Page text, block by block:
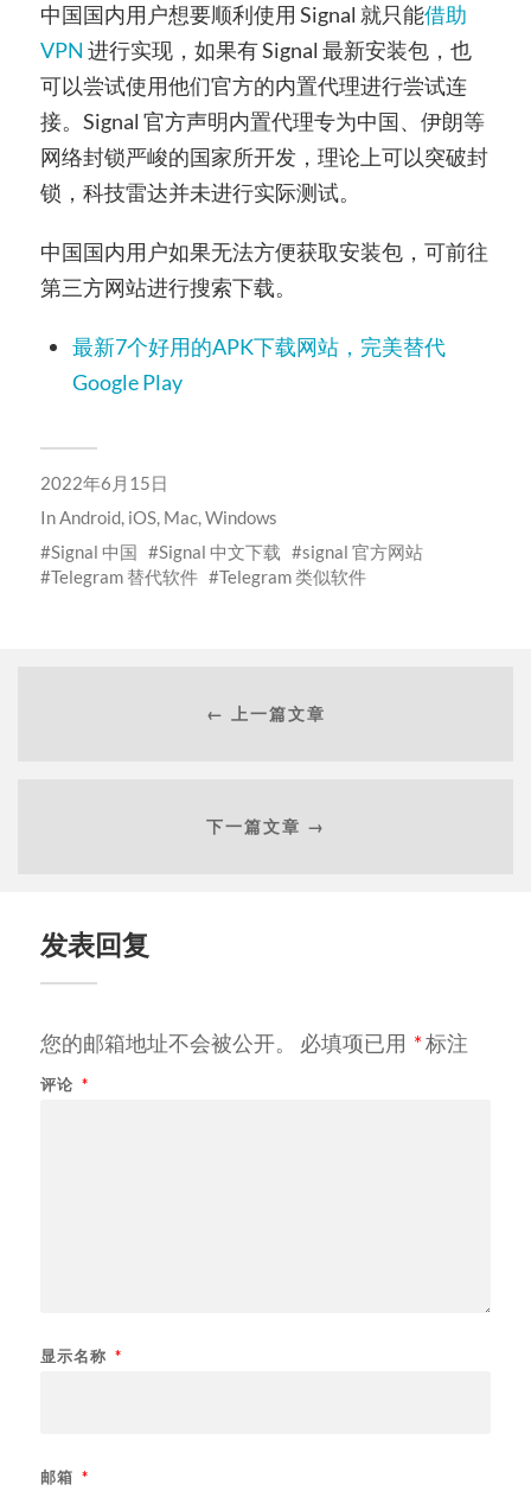
中国国内用户想要顺利使用 Signal 就只能借助
VPN 进行实现，如果有 Signal 最新安装包，也
可以尝试使用他们官方的内置代理进行尝试连
接。Signal 官方声明内置代理专为中国、伊朗等
网络封锁严峻的国家所开发，理论上可以突破封
锁，科技雷达并未进行实际测试。
中国国内用户如果无法方便获取安装包，可前往
第三方网站进行搜索下载。
最新7个好用的APK下载网站，完美替代
Google Play
2022年6月15日
InAndroid, iOS, Mac,Windows
Signal 中国
Signal 中文下载
signal 官方网站
Telegram 替代软件
Telegram 类似软件
← 上一篇文章
下一篇文章 →
发表回复
您的邮箱地址不会被公开。 必填项已用 *标注
评论 *
显示名称 *
邮箱 *